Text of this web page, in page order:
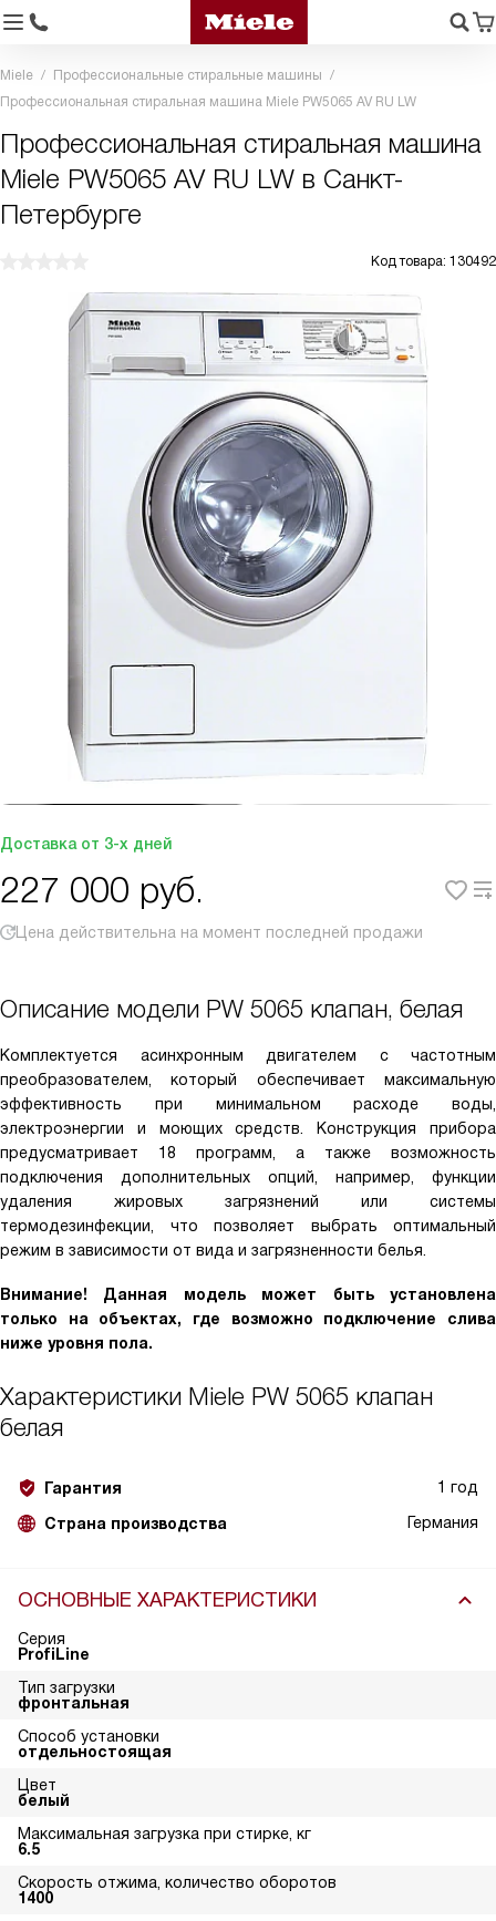
Miele
Профессиональные стиральные машины
Профессиональная стиральная машина Miele PW5065 AV RU LW
Профессиональная стиральная машина
Miele PW5065 AV RU LW в Санкт-
Петербурге
Код товара: 130492
Доставка от 3-х дней
227 000 руб.
Цена действительна на момент последней продажи
Описание модели PW 5065 клапан, белая
Комплектуется асинхронным двигателем с частотным
преобразователем, который обеспечивает максимальную
эффективность при минимальном расходе воды,
электроэнергии и моющих средств. Конструкция прибора
предусматривает 18 программ, а также возможность
подключения дополнительных опций, например, функции
удаления жировых загрязнений или системы
термодезинфекции, что позволяет выбрать оптимальный
режим в зависимости от вида и загрязненности белья.
Внимание! Данная модель может быть установлена
только на объектах, где возможно подключение слива
ниже уровня пола.
Характеристики Miele PW 5065 клапан
белая
Гарантия 1 год
Страна производства Германия
ОСНОВНЫЕ ХАРАКТЕРИСТИКИ
Серия
ProfiLine
Тип загрузки
фронтальная
Способ установки
отдельностоящая
Цвет
белый
Максимальная загрузка при стирке, кг
6.5
Скорость отжима, количество оборотов
1400